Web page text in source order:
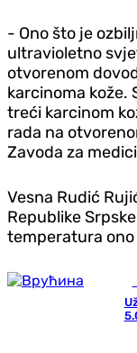
- Ono što je
ultravioletno
otvorenom
karcinoma kože.
treći karcinom
rada na
Zavoda za
Vesna Rudić
Republike
temperatura